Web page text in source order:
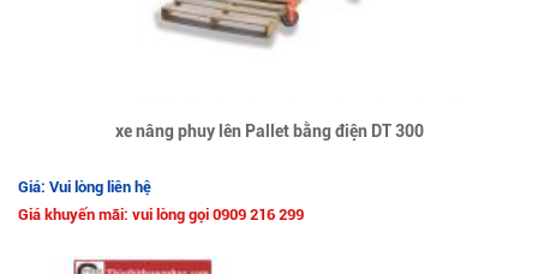
xe nâng phuy lên Pallet bằng điện DT 300
Giá: Vui lòng liên hệ
Giá khuyến mãi: vui lòng gọi 0909 216 299